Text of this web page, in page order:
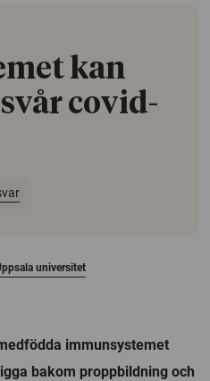
kan
covid-
universitet
immunsystemet
bakom proppbildning och